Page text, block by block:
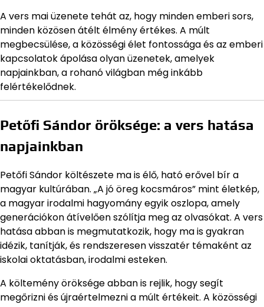
A vers mai üzenete tehát az, hogy minden emberi sors,
minden közösen átélt élmény értékes. A múlt
megbecsülése, a közösségi élet fontossága és az emberi
kapcsolatok ápolása olyan üzenetek, amelyek
napjainkban, a rohanó világban még inkább
felértékelődnek.
Petőfi Sándor öröksége: a vers hatása
napjainkban
Petőfi Sándor költészete ma is élő, ható erővel bír a
magyar kultúrában. „A jó öreg kocsmáros” mint életkép,
a magyar irodalmi hagyomány egyik oszlopa, amely
generációkon átívelően szólítja meg az olvasókat. A vers
hatása abban is megmutatkozik, hogy ma is gyakran
idézik, tanítják, és rendszeresen visszatér témaként az
iskolai oktatásban, irodalmi esteken.
A költemény öröksége abban is rejlik, hogy segít
megőrizni és újraértelmezni a múlt értékeit. A közösségi